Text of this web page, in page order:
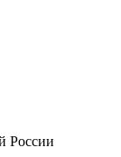
России